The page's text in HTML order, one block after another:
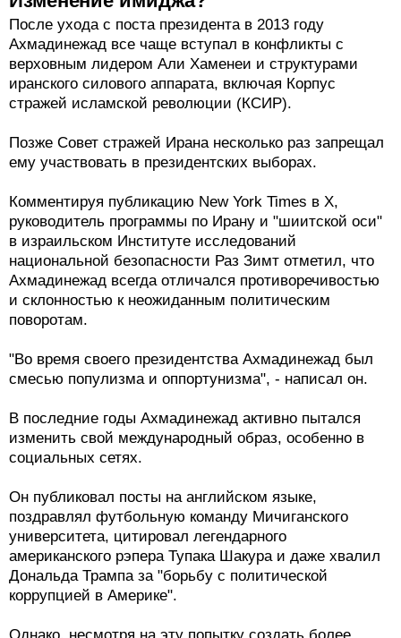
После ухода с поста президента в 2013 году
Ахмадинежад все чаще вступал в конфликты с
верховным лидером Али Хаменеи и структурами
иранского силового аппарата, включая Корпус
стражей исламской революции (КСИР).
Позже Совет стражей Ирана несколько раз запрещал
ему участвовать в президентских выборах.
Комментируя публикацию New York Times в X,
руководитель программы по Ирану и "шиитской оси"
в израильском Институте исследований
национальной безопасности Раз Зимт отметил, что
Ахмадинежад всегда отличался противоречивостью
и склонностью к неожиданным политическим
поворотам.
"Во время своего президентства Ахмадинежад был
смесью популизма и оппортунизма", - написал он.
В последние годы Ахмадинежад активно пытался
изменить свой международный образ, особенно в
социальных сетях.
Он публиковал посты на английском языке,
поздравлял футбольную команду Мичиганского
университета, цитировал легендарного
американского рэпера Тупака Шакура и даже хвалил
Дональда Трампа за "борьбу с политической
коррупцией в Америке".